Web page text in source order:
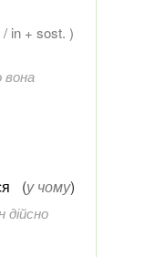
in + sost. )
(у чому)
дійсно